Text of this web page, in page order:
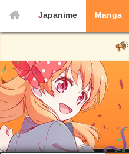
Japanime Manga